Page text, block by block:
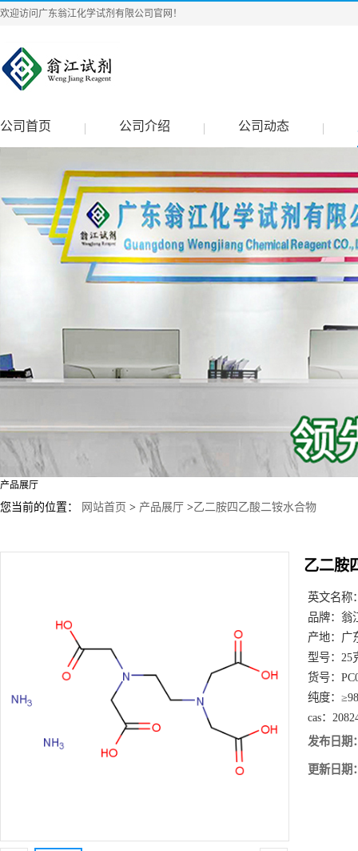
欢迎访问广东翁江化学试剂有限公司官网！
公司首页 公司介绍 公司动态
产品展厅
您当前的位置： 网站首页 > 产品展厅 >乙二胺四乙酸二铵水合物
乙二胺
英文名称
品牌： 翁
产地： 广
型号： 25
货号：
纯度：
cas：
发布日期
更新日期